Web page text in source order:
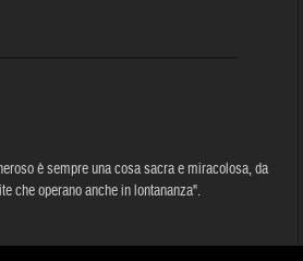
è sempre una cosa sacra e miracolosa, da
che operano anche in lontananza".